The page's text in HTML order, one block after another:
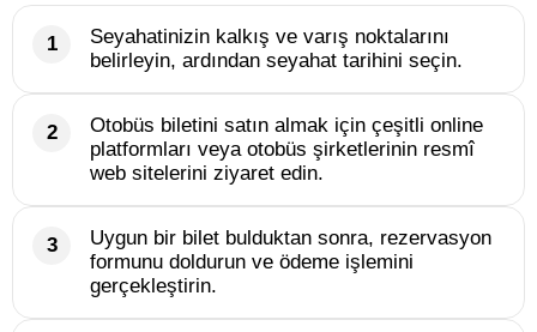
Seyahatinizin kalkış ve varış noktalarını
belirleyin, ardından seyahat tarihini seçin.
Otobüs biletini satın almak için çeşitli online
platformları veya otobüs şirketlerinin resmî
web sitelerini ziyaret edin.
Uygun bir bilet bulduktan sonra, rezervasyon
formunu doldurun ve ödeme işlemini
gerçekleştirin.